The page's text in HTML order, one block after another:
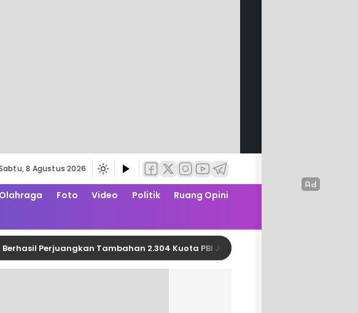
8 Agustus 2026
Olahraga Foto Video Politik
Ruang Opini
Perjuangkan Tambahan 2.304 Kuota PBI JK APBN dari Kemensos RI